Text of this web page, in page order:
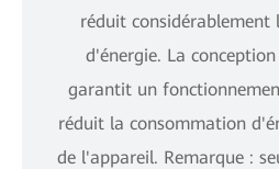
réduit considérablement
d'énergie. La
garantit un
réduit la consommation
de l'appareil. Remarque :